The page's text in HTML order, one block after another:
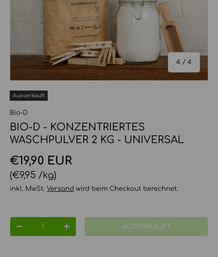
4 / von
4
Ausverkauft
Bio-D
BIO-D - KONZENTRIERTES
WASCHPULVER 2 KG - UNIVERSAL
Normaler Preis
€19,90 EUR
Grundpreis
€9,95 /kg
inkl. MwSt. Versand wird beim Checkout berechnet.
MENGE VERRINGERNMENGE ERHÖHENAUSVERKAUFT